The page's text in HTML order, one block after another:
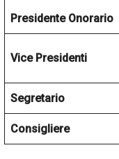
Presidente Onorario
Vice Presidenti
Segretario
Consigliere